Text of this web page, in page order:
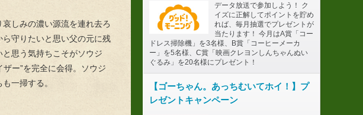
しみの濃い源流を連れ去ろ
守りたいと思い父の元に残
思う気持ちこそがソウジ
ザー”を完全に会得。ソウジ
一掃する。
データ放送で参加しよう！ ク
イズに正解してポイントを貯め
れば、毎月抽選でプレゼントが
当たります！ 今月はA賞「コー
ドレス掃除機」を3名様、B賞「コーヒーメーカ
ー」を5名様、C賞「映画クレヨンしんちゃんぬい
ぐるみ」を20名様にプレゼント！
【ゴーちゃん。あっちむいてホイ！】プ
レゼントキャンペーン